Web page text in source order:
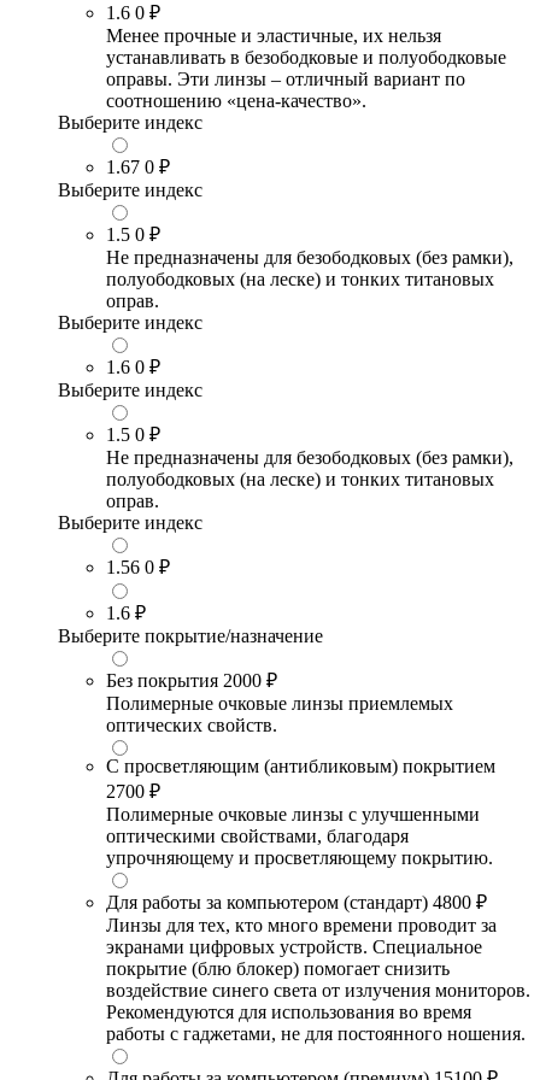
1.6 0 ₽
Менее прочные и эластичные, их нельзя
устанавливать в безободковые и полуободковые
оправы. Эти линзы – отличный вариант по
соотношению «цена-качество».
Выберите индекс
1.67 0 ₽
Выберите индекс
1.5 0 ₽
Не предназначены для безободковых (без рамки),
полуободковых (на леске) и тонких титановых
оправ.
Выберите индекс
1.6 0 ₽
Выберите индекс
1.5 0 ₽
Не предназначены для безободковых (без рамки),
полуободковых (на леске) и тонких титановых
оправ.
Выберите индекс
1.56 0 ₽
1.6 ₽
Выберите покрытие/назначение
Без покрытия 2000 ₽
Полимерные очковые линзы приемлемых
оптических свойств.
С просветляющим (антибликовым) покрытием
2700 ₽
Полимерные очковые линзы с улучшенными
оптическими свойствами, благодаря
упрочняющему и просветляющему покрытию.
Для работы за компьютером (стандарт) 4800 ₽
Линзы для тех, кто много времени проводит за
экранами цифровых устройств. Специальное
покрытие (блю блокер) помогает снизить
воздействие синего света от излучения мониторов.
Рекомендуются для использования во время
работы с гаджетами, не для постоянного ношения.